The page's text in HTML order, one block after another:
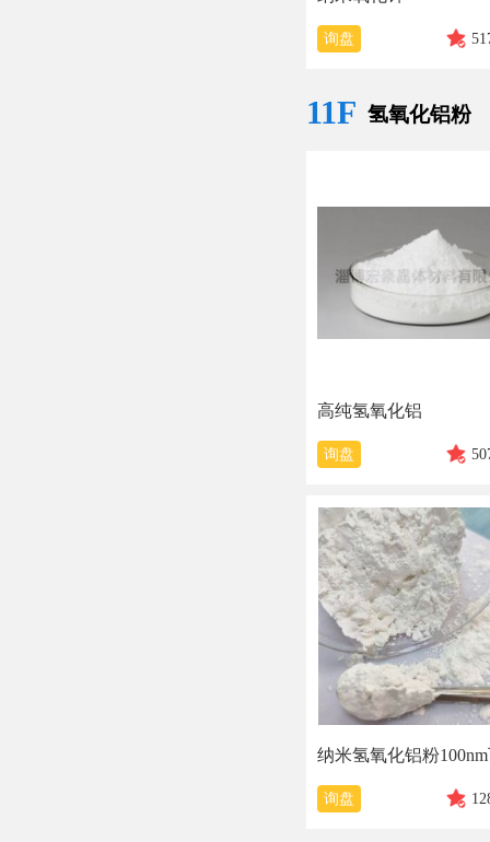
询盘
11F 氢氧化铝粉
高纯氢氧化铝
询盘
询盘